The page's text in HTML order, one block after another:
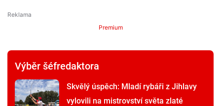
Premium
Výběr šéfredaktora
Skvělý úspěch: Mladí rybáři z Jihlavy
vylovili na mistrovství světa zlaté